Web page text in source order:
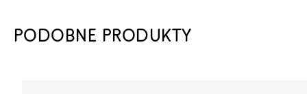
PODOBNE PRODUKTY